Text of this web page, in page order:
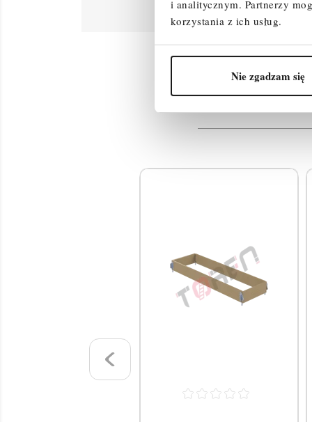
i analitycznym. Partnerzy
korzystania z ich usług.
Nie zgadzam się